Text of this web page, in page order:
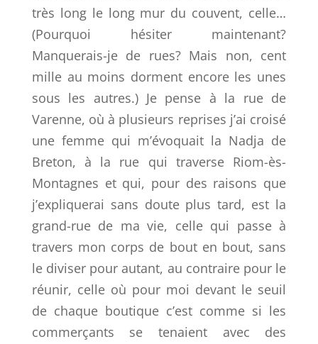
très long le long mur du couvent, celle…
(Pourquoi hésiter maintenant?
Manquerais-je de rues? Mais non, cent
mille au moins dorment encore les unes
sous les autres.) Je pense à la rue de
Varenne, où à plusieurs reprises j’ai croisé
une femme qui m’évoquait la Nadja de
Breton, à la rue qui traverse Riom-ès-
Montagnes et qui, pour des raisons que
j’expliquerai sans doute plus tard, est la
grand-rue de ma vie, celle qui passe à
travers mon corps de bout en bout, sans
le diviser pour autant, au contraire pour le
réunir, celle où pour moi devant le seuil
de chaque boutique c’est comme si les
commerçants se tenaient avec des